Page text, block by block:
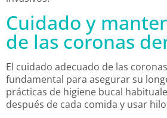
Cuidado y
de las coronas
El cuidado adecuado de las
fundamental para asegurar su
prácticas de higiene bucal
después de cada comida y usar